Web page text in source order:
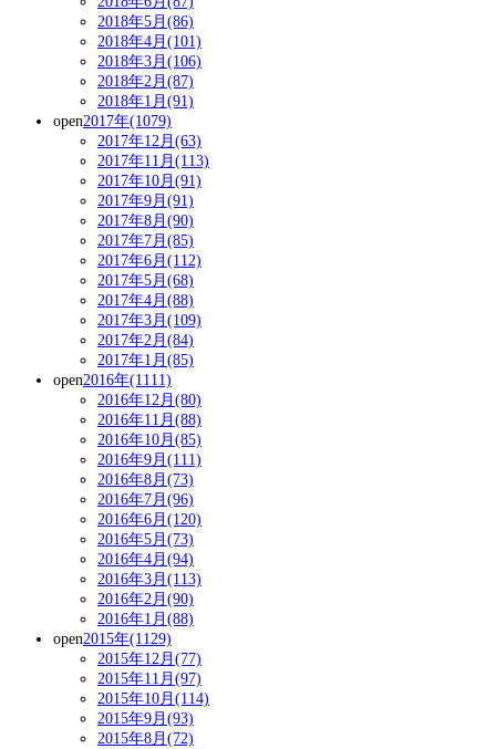
2018年5月(86)
2018年4月(101)
2018年3月(106)
2018年2月(87)
2018年1月(91)
open2017年(1079)
2017年12月(63)
2017年11月(113)
2017年10月(91)
2017年9月(91)
2017年8月(90)
2017年7月(85)
2017年6月(112)
2017年5月(68)
2017年4月(88)
2017年3月(109)
2017年2月(84)
2017年1月(85)
open2016年(1111)
2016年12月(80)
2016年11月(88)
2016年10月(85)
2016年9月(111)
2016年8月(73)
2016年7月(96)
2016年6月(120)
2016年5月(73)
2016年4月(94)
2016年3月(113)
2016年2月(90)
2016年1月(88)
open2015年(1129)
2015年12月(77)
2015年11月(97)
2015年10月(114)
2015年9月(93)
2015年8月(72)